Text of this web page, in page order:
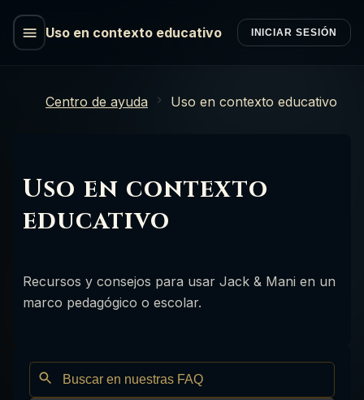
Uso en contexto educativo INICIAR SESIÓN
Centro de ayuda Uso en contexto educativo
Uso en contexto
educativo
Recursos y consejos para usar Jack & Mani en un
marco pedagógico o escolar.